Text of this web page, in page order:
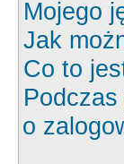
Mojego
Jak
Co to
o